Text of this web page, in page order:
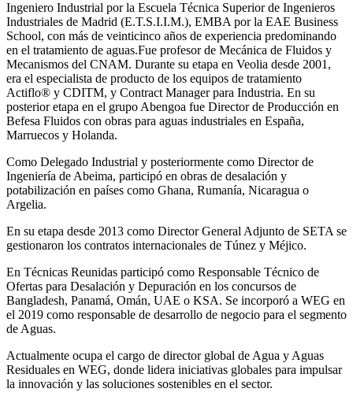
Ingeniero Industrial por la Escuela Técnica Superior de Ingenieros
Industriales de Madrid (E.T.S.I.I.M.), EMBA por la EAE Business
School, con más de veinticinco años de experiencia predominando
en el tratamiento de aguas.Fue profesor de Mecánica de Fluidos y
Mecanismos del CNAM. Durante su etapa en Veolia desde 2001,
era el especialista de producto de los equipos de tratamiento
Actiflo® y CDITM, y Contract Manager para Industria. En su
posterior etapa en el grupo Abengoa fue Director de Producción en
Befesa Fluidos con obras para aguas industriales en España,
Marruecos y Holanda.
Como Delegado Industrial y posteriormente como Director de
Ingeniería de Abeima, participó en obras de desalación y
potabilización en países como Ghana, Rumanía, Nicaragua o
Argelia.
En su etapa desde 2013 como Director General Adjunto de SETA se
gestionaron los contratos internacionales de Túnez y Méjico.
En Técnicas Reunidas participó como Responsable Técnico de
Ofertas para Desalación y Depuración en los concursos de
Bangladesh, Panamá, Omán, UAE o KSA. Se incorporó a WEG en
el 2019 como responsable de desarrollo de negocio para el segmento
de Aguas.
Actualmente ocupa el cargo de director global de Agua y Aguas
Residuales en WEG, donde lidera iniciativas globales para impulsar
la innovación y las soluciones sostenibles en el sector.